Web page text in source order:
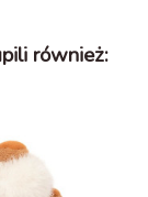
również: